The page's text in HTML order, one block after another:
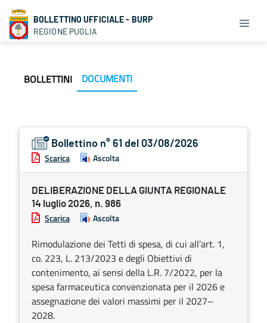
BOLLETTINO UFFICIALE - BURP
REGIONE PUGLIA
BOLLETTINI DOCUMENTI
Bollettino n° 61 del 03/08/2026
Scarica Ascolta
DELIBERAZIONE DELLA GIUNTA REGIONALE
14 luglio 2026, n. 986
Scarica Ascolta
Rimodulazione dei Tetti di spesa, di cui all’art. 1,
co. 223, L. 213/2023 e degli Obiettivi di
contenimento, ai sensi della L.R. 7/2022, per la
spesa farmaceutica convenzionata per il 2026 e
assegnazione dei valori massimi per il 2027–
2028.